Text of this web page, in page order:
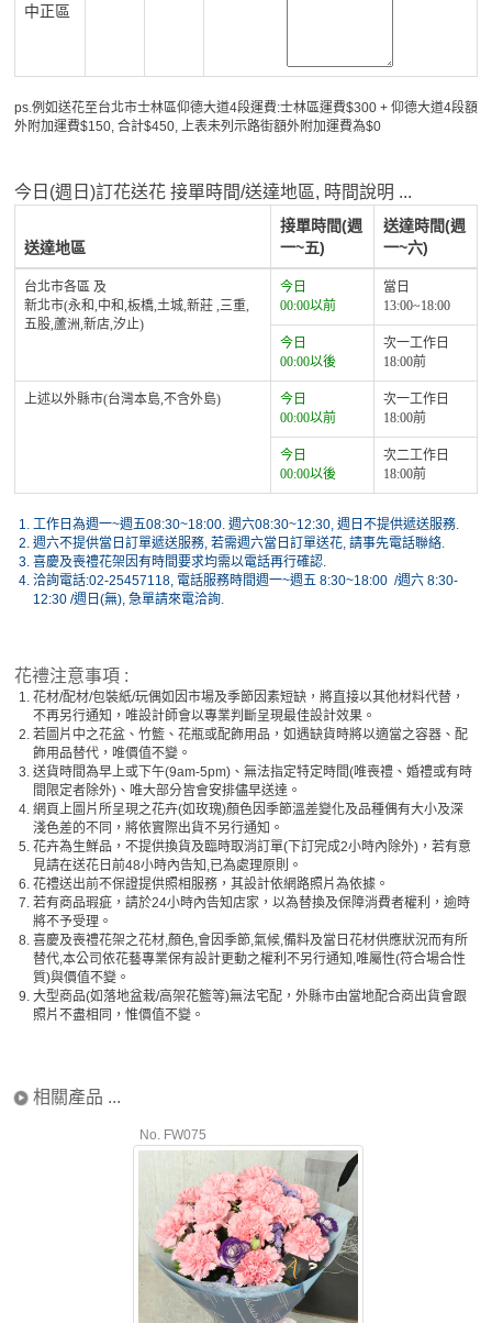
中正區
ps.例如送花至台北市士林區仰德大道4段運費:士林區運費$300 + 仰德大道4段額
外附加運費$150, 合計$450, 上表未列示路街額外附加運費為$0
今日(週日)訂花送花 接單時間/送達地區, 時間說明 ...
送達地區
接單時間(週
一~五)
送達時間(週
一~六)
台北市各區 及
新北市(永和,中和,板橋,土城,新莊 ,三重,
五股,蘆洲,新店,汐止)
今日
00:00以前
當日
13:00~18:00
今日
00:00以後
次一工作日
18:00前
上述以外縣市(台灣本島,不含外島)
今日
00:00以前
次一工作日
18:00前
今日
00:00以後
次二工作日
18:00前
1. 工作日為週一~週五08:30~18:00. 週六08:30~12:30, 週日不提供遞送服務.
2. 週六不提供當日訂單遞送服務, 若需週六當日訂單送花, 請事先電話聯絡.
3. 喜慶及喪禮花架因有時間要求均需以電話再行確認.
4. 洽詢電話:02-25457118, 電話服務時間週一~週五 8:30~18:00 /週六 8:30-
12:30 /週日(無), 急單請來電洽詢.
花禮注意事項 :
1. 花材/配材/包裝紙/玩偶如因市場及季節因素短缺，將直接以其他材料代替，
不再另行通知，唯設計師會以專業判斷呈現最佳設計效果。
2. 若圖片中之花盆、竹籃、花瓶或配飾用品，如遇缺貨時將以適當之容器、配
飾用品替代，唯價值不變。
3. 送貨時間為早上或下午(9am-5pm)、無法指定特定時間(唯喪禮、婚禮或有時
間限定者除外)、唯大部分皆會安排儘早送達。
4. 網頁上圖片所呈現之花卉(如玫瑰)顏色因季節溫差變化及品種偶有大小及深
淺色差的不同，將依實際出貨不另行通知。
5. 花卉為生鮮品，不提供換貨及臨時取消訂單(下訂完成2小時內除外)，若有意
見請在送花日前48小時內告知,已為處理原則。
6. 花禮送出前不保證提供照相服務，其設計依網路照片為依據。
7. 若有商品瑕疵，請於24小時內告知店家，以為替換及保障消費者權利，逾時
將不予受理。
8. 喜慶及喪禮花架之花材,顏色,會因季節,氣候,備料及當日花材供應狀況而有所
替代,本公司依花藝專業保有設計更動之權利不另行通知,唯屬性(符合場合性
質)與價值不變。
9. 大型商品(如落地盆栽/高架花籃等)無法宅配，外縣市由當地配合商出貨會跟
照片不盡相同，惟價值不變。
相關產品 ...
No. FW075